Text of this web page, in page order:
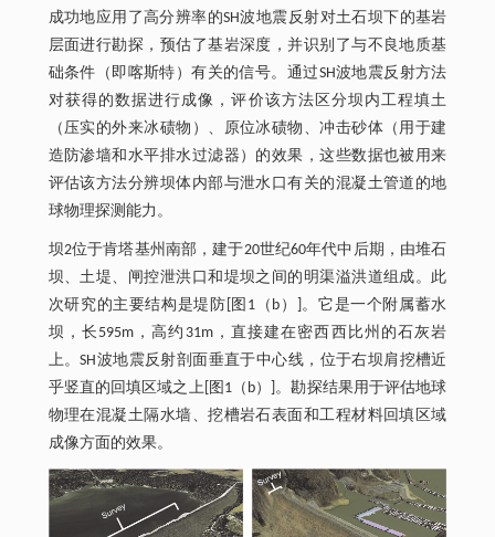
成功地应用了高分辨率的SH波地震反射对土石坝下的基岩
层面进行勘探，预估了基岩深度，并识别了与不良地质基
础条件（即喀斯特）有关的信号。通过SH波地震反射方法
对获得的数据进行成像，评价该方法区分坝内工程填土
（压实的外来冰碛物）、原位冰碛物、冲击砂体（用于建
造防渗墙和水平排水过滤器）的效果，这些数据也被用来
评估该方法分辨坝体内部与泄水口有关的混凝土管道的地
球物理探测能力。
坝2位于肯塔基州南部，建于20世纪60年代中后期，由堆石
坝、土堤、闸控泄洪口和堤坝之间的明渠溢洪道组成。此
次研究的主要结构是堤防[图1（b）]。它是一个附属蓄水
坝，长595m，高约31m，直接建在密西西比州的石灰岩
上。SH波地震反射剖面垂直于中心线，位于右坝肩挖槽近
乎竖直的回填区域之上[图1（b）]。勘探结果用于评估地球
物理在混凝土隔水墙、挖槽岩石表面和工程材料回填区域
成像方面的效果。